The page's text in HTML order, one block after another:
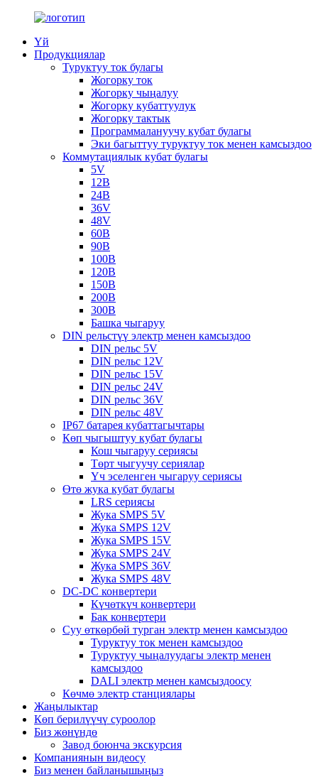
Үй
Продукциялар
Туруктуу ток булагы
Жогорку ток
Жогорку чыңалуу
Жогорку кубаттуулук
Жогорку тактык
Программалануучу кубат булагы
Эки багыттуу туруктуу ток менен камсыздоо
Коммутациялык кубат булагы
5V
12В
24В
36V
48V
60В
90В
100В
120В
150В
200В
300В
Башка чыгаруу
DIN рельстүү электр менен камсыздоо
DIN рельс 5V
DIN рельс 12V
DIN рельс 15V
DIN рельс 24V
DIN рельс 36V
DIN рельс 48V
IP67 батарея кубаттагычтары
Көп чыгыштуу кубат булагы
Кош чыгаруу сериясы
Төрт чыгуучу сериялар
Үч эселенген чыгаруу сериясы
Өтө жука кубат булагы
LRS сериясы
Жука SMPS 5V
Жука SMPS 12V
Жука SMPS 15V
Жука SMPS 24V
Жука SMPS 36V
Жука SMPS 48V
DC-DC конвертери
Күчөткүч конвертери
Бак конвертери
Суу өткөрбөй турган электр менен камсыздоо
Туруктуу ток менен камсыздоо
Туруктуу чыңалуудагы электр менен
камсыздоо
DALI электр менен камсыздоосу
Көчмө электр станциялары
Жаңылыктар
Көп берилүүчү суроолор
Биз жөнүндө
Завод боюнча экскурсия
Компаниянын видеосу
Биз менен байланышыңыз